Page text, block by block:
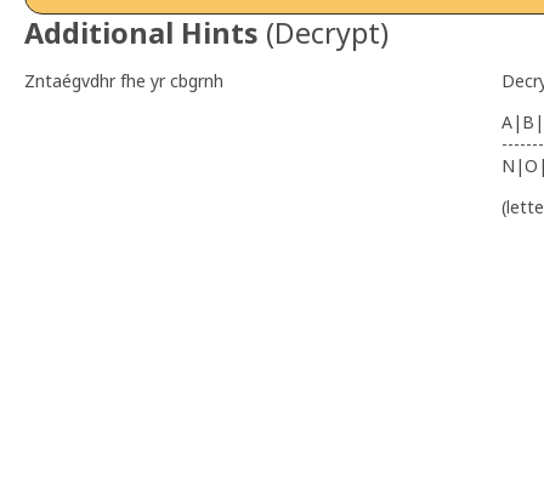
Additional Hints (Decrypt)
Zntaégvdhr fhe yr cbgrnh